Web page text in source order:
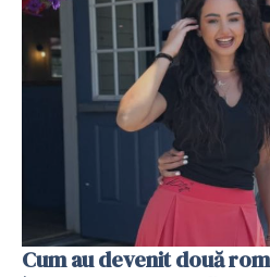
Cum au devenit două